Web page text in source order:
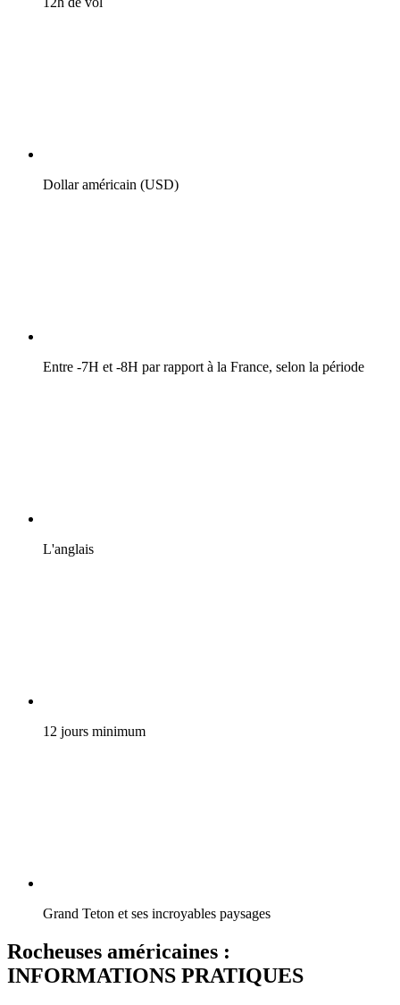
Dollar américain (USD)
Entre -7H et -8H par rapport à la France, selon la période
L'anglais
12 jours minimum
Grand Teton et ses incroyables paysages
Rocheuses américaines :
INFORMATIONS PRATIQUES